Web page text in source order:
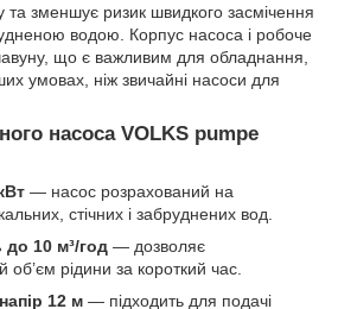
та зменшує ризик швидкого засмічення
водою. Корпус насоса і робоче
що є важливим для обладнання,
умовах, ніж звичайні насоси для
насоса VOLKS pumpe
— насос розрахований на
стічних і забруднених вод.
до 10 м³/год — дозволяє
об’єм рідини за короткий час.
12 м — підходить для подачі